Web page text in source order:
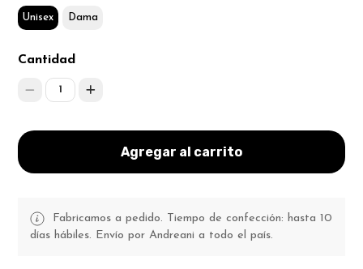
Unisex Dama
Cantidad
1
Agregar al carrito
Fabricamos a pedido. Tiempo de confección: hasta 10
días hábiles. Envío por Andreani a todo el país.